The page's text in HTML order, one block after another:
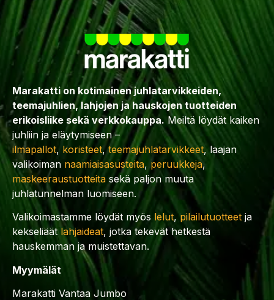
Marakatti on kotimainen juhlatarvikkeiden,
teemajuhlien, lahjojen ja hauskojen tuotteiden
erikoisliike sekä verkkokauppa. Meiltä löydät kaiken
juhliin ja eläytymiseen –
ilmapallot, koristeet,teemajuhlatarvikkeet, laajan
valikoiman naamiaisasusteita, peruukkeja,
maskeeraustuotteita sekä paljon muuta
juhlatunnelman luomiseen.
Valikoimastamme löydät myös lelut,pilailutuotteet ja
kekseliäät lahjaideat, jotka tekevät hetkestä
hauskemman ja muistettavan.
Myymälät
Marakatti Vantaa Jumbo